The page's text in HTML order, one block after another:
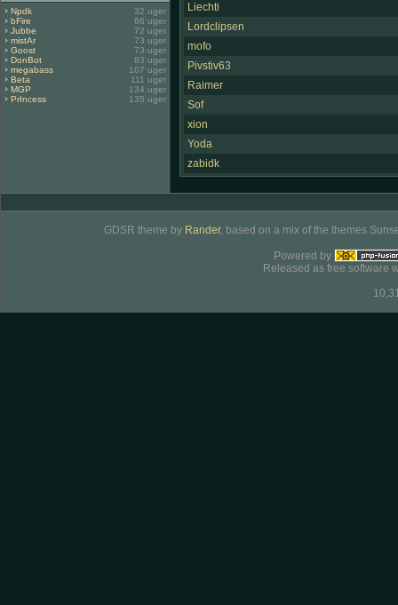
Npdk
32 uger
bFire
66 uger
Jubbe
72 uger
mistAr
73 uger
Goost
73 uger
DonBot
83 uger
megabass
107 uger
Beta
111 uger
MGP
134 uger
PrIncess
135 uger
Liechti
Lordclipsen
mofo
Pivstiv63
Raimer
Sof
xion
Yoda
zabidk
GDSR theme by Rander, based on a mix of the themes
Powered by
Released as free software